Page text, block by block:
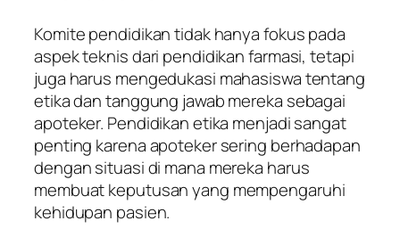
Komite pendidikan tidak hanya fokus pada
aspek teknis dari pendidikan farmasi, tetapi
juga harus mengedukasi mahasiswa tentang
etika dan tanggung jawab mereka sebagai
apoteker. Pendidikan etika menjadi sangat
penting karena apoteker sering berhadapan
dengan situasi di mana mereka harus
membuat keputusan yang mempengaruhi
kehidupan pasien.